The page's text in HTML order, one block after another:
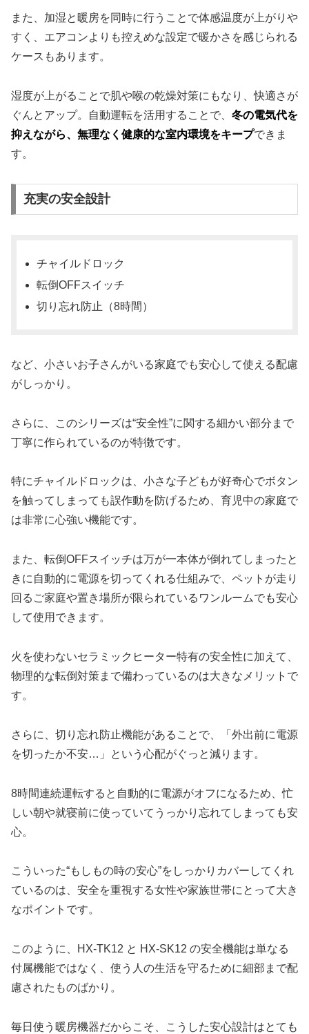
また、加湿と暖房を同時に行うことで体感温度が上がりや
すく、エアコンよりも控えめな設定で暖かさを感じられる
ケースもあります。
湿度が上がることで肌や喉の乾燥対策にもなり、快適さが
ぐんとアップ。自動運転を活用することで、 冬の電気代を
抑えながら、無理なく健康的な室内環境をキープできま
す。
充実の安全設計
チャイルドロック
転倒OFFスイッチ
切り忘れ防止（8時間）
など、小さいお子さんがいる家庭でも安心して使える配慮
がしっかり。
さらに、このシリーズは“安全性”に関する細かい部分まで
丁寧に作られているのが特徴です。
特にチャイルドロックは、小さな子どもが好奇心でボタン
を触ってしまっても誤作動を防げるため、育児中の家庭で
は非常に心強い機能です。
また、転倒OFFスイッチは万が一本体が倒れてしまったと
きに自動的に電源を切ってくれる仕組みで、ペットが走り
回るご家庭や置き場所が限られているワンルームでも安心
して使用できます。
火を使わないセラミックヒーター特有の安全性に加えて、
物理的な転倒対策まで備わっているのは大きなメリットで
す。
さらに、切り忘れ防止機能があることで、「外出前に電源
を切ったか不安…」という心配がぐっと減ります。
8時間連続運転すると自動的に電源がオフになるため、忙
しい朝や就寝前に使っていてうっかり忘れてしまっても安
心。
こういった“もしもの時の安心”をしっかりカバーしてくれ
ているのは、安全を重視する女性や家族世帯にとって大き
なポイントです。
このように、HX-TK12 と HX-SK12 の安全機能は単なる
付属機能ではなく、使う人の生活を守るために細部まで配
慮されたものばかり。
毎日使う暖房機器だからこそ、こうした安心設計はとても